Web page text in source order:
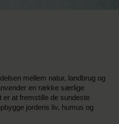
mellem natur, landbrug og
en række særlige
at fremstille de sundeste
jordens liv, humus og